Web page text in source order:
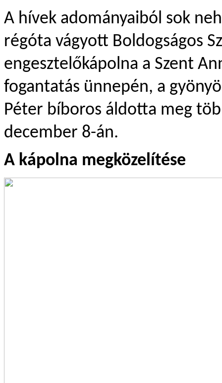
A hívek adományaiból sok
régóta vágyott Boldogságos
engesztelőkápolna a Szent
fogantatás ünnepén, a
Péter bíboros áldotta meg
december 8-án.
A kápolna megközelítése